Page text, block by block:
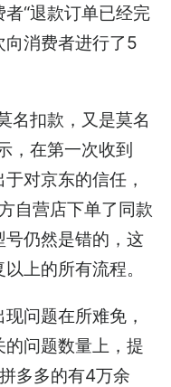
“退款订单已经完
向消费者进行了5
名扣款，又是莫名
，在第一次收到
对京东的信任，
自营店下单了同款
仍然是错的，这
上的所有流程。
问题在所难免，
问题数量上，提
多多的有4万余